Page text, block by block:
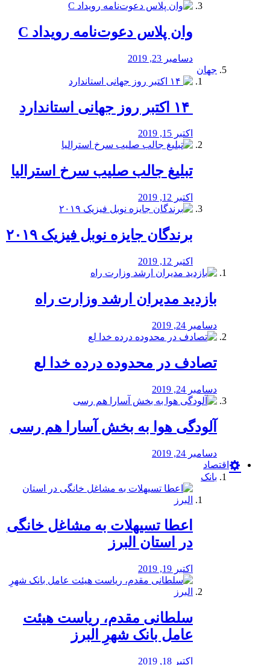
وان پلاس دعوت‌نامه رویداد C
دسامبر 23, 2019
جهان
اکتبر 15, 2019
تبلیغ جالب صلیب سرخ استرالیا
اکتبر 12, 2019
برندگان جایزه نوبل فیزیک ۲۰۱۹
اکتبر 12, 2019
بازدید مدیران ارشد وزارت راه
دسامبر 24, 2019
تصادف در محدوده درده خدا لع
دسامبر 24, 2019
آلودگی هوا به بخش آسارا هم رسی
دسامبر 24, 2019
اقتصاد
بانک
️اعطا تسیهلات به مشاغل خانگی
در استان البرز
اکتبر 19, 2019
سلطانی مقدم، ریاست هیئت
عامل بانک شهرِ البرز
اکتبر 18, 2019